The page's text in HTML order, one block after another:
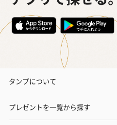
タンプについて
プレゼントを一覧から探す